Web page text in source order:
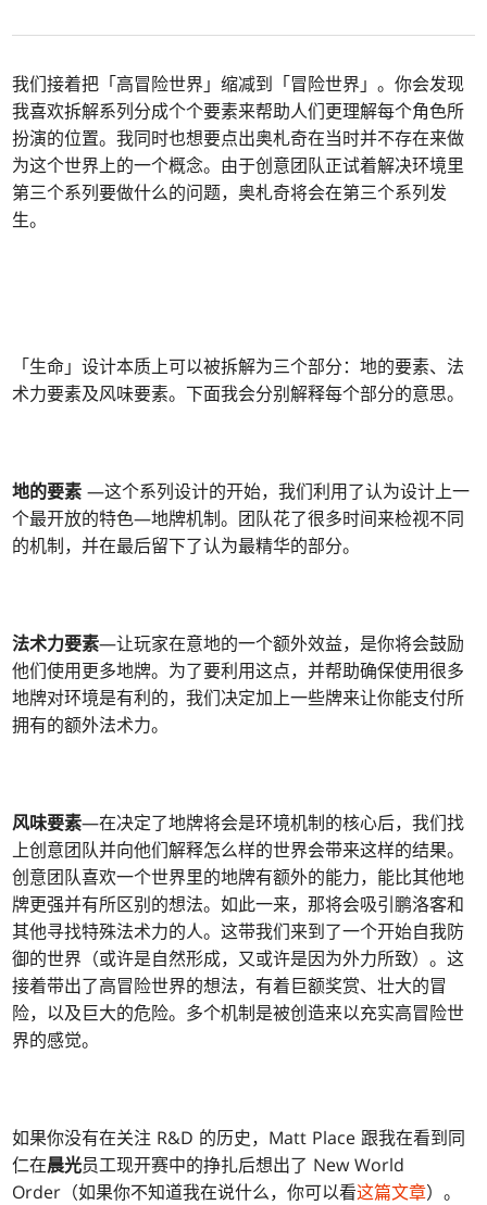
我们接着把「高冒险世界」缩减到「冒险世界」。你会发现
我喜欢拆解系列分成个个要素来帮助人们更理解每个角色所
扮演的位置。我同时也想要点出奥札奇在当时并不存在来做
为这个世界上的一个概念。由于创意团队正试着解决环境里
第三个系列要做什么的问题，奥札奇将会在第三个系列发
生。
「生命」设计本质上可以被拆解为三个部分：地的要素、法
术力要素及风味要素。下面我会分别解释每个部分的意思。
地的要素 —这个系列设计的开始，我们利用了认为设计上一
个最开放的特色—地牌机制。团队花了很多时间来检视不同
的机制，并在最后留下了认为最精华的部分。
法术力要素—让玩家在意地的一个额外效益，是你将会鼓励
他们使用更多地牌。为了要利用这点，并帮助确保使用很多
地牌对环境是有利的，我们决定加上一些牌来让你能支付所
拥有的额外法术力。
风味要素—在决定了地牌将会是环境机制的核心后，我们找
上创意团队并向他们解释怎么样的世界会带来这样的结果。
创意团队喜欢一个世界里的地牌有额外的能力，能比其他地
牌更强并有所区别的想法。如此一来，那将会吸引鹏洛客和
其他寻找特殊法术力的人。这带我们来到了一个开始自我防
御的世界（或许是自然形成，又或许是因为外力所致）。这
接着带出了高冒险世界的想法，有着巨额奖赏、壮大的冒
险，以及巨大的危险。多个机制是被创造来以充实高冒险世
界的感觉。
如果你没有在关注 R&D 的历史，Matt Place 跟我在看到同
仁在晨光员工现开赛中的挣扎后想出了 New World
Order（如果你不知道我在说什么，你可以看这篇文章）。